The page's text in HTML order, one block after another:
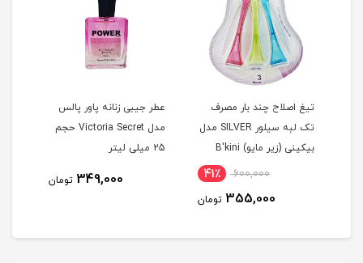
تیغ اصلاح چند بار مصرف
تک لبه سیلور SILVER مدل
بيکينی (زیر مایو) B'kini
600,000 41٪
355,000 تومان
عطر جیبی زنانه پاور پالس
مدل Victoria Secret حجم
25 میلی لیتر
349,000 تومان